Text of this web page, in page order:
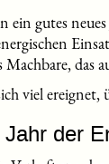
ein gutes
Machbare,
viel ereignet,
der